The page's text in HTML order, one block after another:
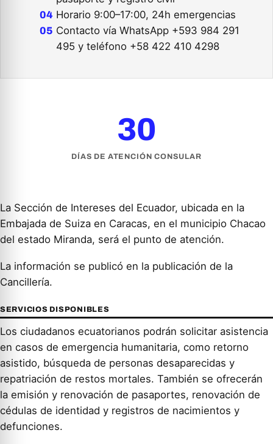
Horario 9:00–17:00, 24h emergencias
Contacto vía WhatsApp +593 984 291
495 y teléfono +58 422 410 4298
30
DÍAS DE ATENCIÓN CONSULAR
La Sección de Intereses del Ecuador, ubicada en la
Embajada de Suiza en Caracas, en el municipio Chacao
del estado Miranda, será el punto de atención.
La información se publicó en la publicación de la
Cancillería.
SERVICIOS DISPONIBLES
Los ciudadanos ecuatorianos podrán solicitar asistencia
en casos de emergencia humanitaria, como retorno
asistido, búsqueda de personas desaparecidas y
repatriación de restos mortales. También se ofrecerán
la emisión y renovación de pasaportes, renovación de
cédulas de identidad y registros de nacimientos y
defunciones.